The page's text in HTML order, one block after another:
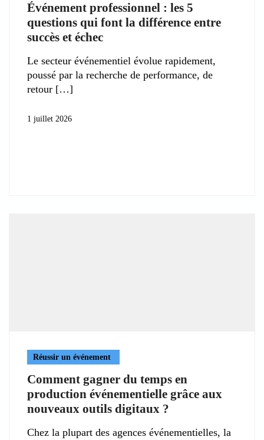
Événement professionnel : les 5
questions qui font la différence entre
succès et échec
Le secteur événementiel évolue rapidement,
poussé par la recherche de performance, de
retour
1 juillet 2026
Réussir un événement
Comment gagner du temps en
production événementielle grâce aux
nouveaux outils digitaux ?
Chez la plupart des agences événementielles, la